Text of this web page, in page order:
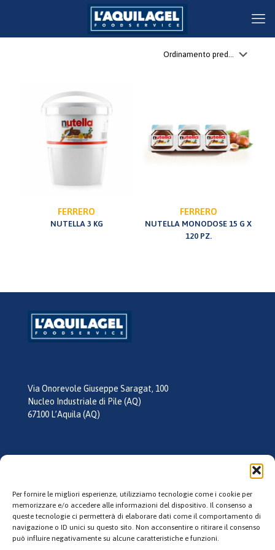
Per fornire le migliori esperienze, utilizziamo tecnologie come i cookie per
memorizzare e/o accedere alle informazioni del dispositivo. Il consenso a
queste tecnologie ci permetterà di elaborare dati come il comportamento di
navigazione o ID unici su questo sito. Non acconsentire o ritirare il consenso
può influire negativamente su alcune caratteristiche e funzioni.
FERRERO
NUTELLA 3 KG
FERRERO
NUTELLA MONODOSE 15 G X
120 PZ.
Via Onorevole Giuseppe Saragat, 100
Nucleo Industriale di Pile (AQ)
67100 L’Aquila (AQ)
Follow us